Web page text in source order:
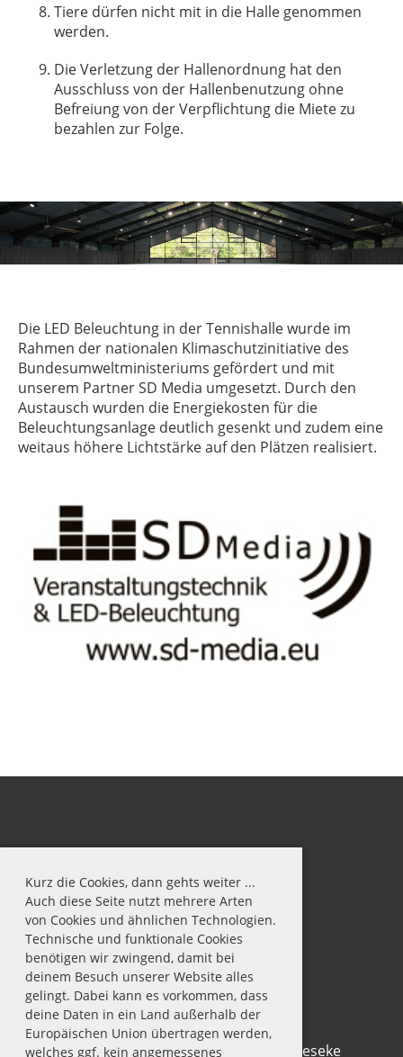
Kurz die Cookies, dann gehts weiter ...
Auch diese Seite nutzt mehrere Arten
von Cookies und ähnlichen Technologien.
Technische und funktionale Cookies
benötigen wir zwingend, damit bei
deinem Besuch unserer Website alles
gelingt. Dabei kann es vorkommen, dass
deine Daten in ein Land außerhalb der
Europäischen Union übertragen werden,
welches ggf. kein angemessenes
Tiere dürfen nicht mit in die Halle genommen
werden.
Die Verletzung der Hallenordnung hat den
Ausschluss von der Hallenbenutzung ohne
Befreiung von der Verpflichtung die Miete zu
bezahlen zur Folge.
Die LED Beleuchtung in der Tennishalle wurde im
Rahmen der nationalen Klimaschutzinitiative des
Bundesumweltministeriums gefördert und mit
unserem Partner SD Media umgesetzt. Durch den
Austausch wurden die Energiekosten für die
Beleuchtungsanlage deutlich gesenkt und zudem eine
weitaus höhere Lichtstärke auf den Plätzen realisiert.
© Tennis-Club Rot-Weiß 1911 e.V. Geseke